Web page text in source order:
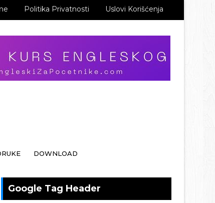
Politika Privatnosti Uslovi Korišćenja
DOWNLOAD
Google Tag Header